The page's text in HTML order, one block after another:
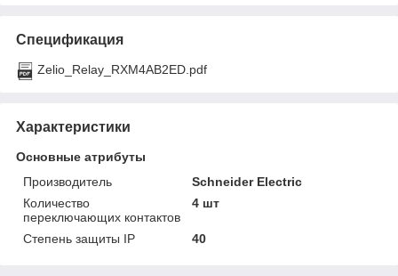
Спецификация
Zelio_Relay_RXM4AB2ED.pdf
Характеристики
Основные атрибуты
Производитель
Schneider Electric
Количество
переключающих контактов
4 шт
Степень защиты IP 40